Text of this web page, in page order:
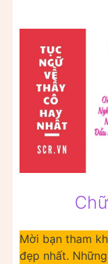
Mời bạn tham
đẹp nhất.